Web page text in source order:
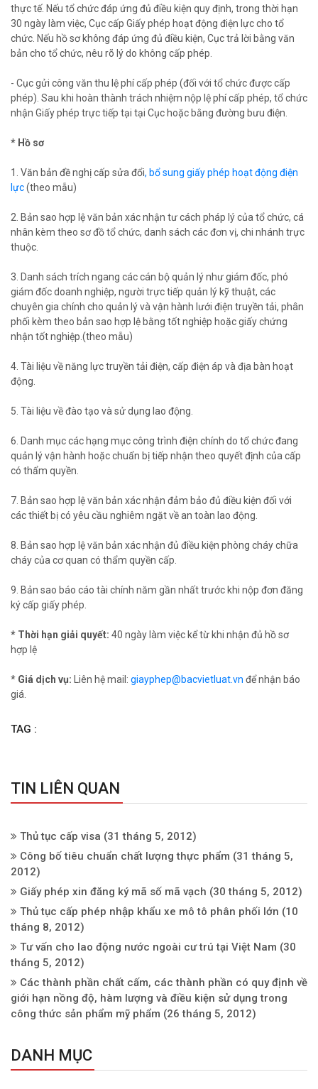
thực tế. Nếu tổ chức đáp ứng đủ điều kiện quy định, trong thời hạn
30 ngày làm việc, Cục cấp Giấy phép hoạt động điện lực cho tổ
chức. Nếu hồ sơ không đáp ứng đủ điều kiện, Cục trả lời bằng văn
bản cho tổ chức, nêu rõ lý do không cấp phép.
- Cục gửi công văn thu lệ phí cấp phép (đối với tổ chức được cấp
phép). Sau khi hoàn thành trách nhiệm nộp lệ phí cấp phép, tổ chức
nhận Giấy phép trực tiếp tại tại Cục hoặc bằng đường bưu điện.
* Hồ sơ
1. Văn bản đề nghị cấp sửa đổi, bổ sung giấy phép hoạt động điện
lực(theo mẫu)
2. Bản sao hợp lệ văn bản xác nhận tư cách pháp lý của tổ chức, cá
nhân kèm theo sơ đồ tổ chức, danh sách các đơn vị, chi nhánh trực
thuộc.
3. Danh sách trích ngang các cán bộ quản lý như giám đốc, phó
giám đốc doanh nghiệp, người trực tiếp quản lý kỹ thuật, các
chuyên gia chính cho quản lý và vận hành lưới điện truyền tải, phân
phối kèm theo bản sao hợp lệ bằng tốt nghiệp hoặc giấy chứng
nhận tốt nghiệp.(theo mẫu)
4. Tài liệu về năng lực truyền tải điện, cấp điện áp và địa bàn hoạt
động.
5. Tài liệu về đào tạo và sử dụng lao động.
6. Danh mục các hạng mục công trình điện chính do tổ chức đang
quản lý vận hành hoặc chuẩn bị tiếp nhận theo quyết định của cấp
có thẩm quyền.
7. Bản sao hợp lệ văn bản xác nhận đảm bảo đủ điều kiện đối với
các thiết bị có yêu cầu nghiêm ngặt về an toàn lao động.
8. Bản sao hợp lệ văn bản xác nhận đủ điều kiện phòng cháy chữa
cháy của cơ quan có thẩm quyền cấp.
9. Bản sao báo cáo tài chính năm gần nhất trước khi nộp đơn đăng
ký cấp giấy phép.
* Thời hạn giải quyết: 40 ngày làm việc kể từ khi nhận đủ hồ sơ
hợp lệ
* Giá dịch vụ: Liên hệ mail: giayphep@bacvietluat.vn để nhận báo
giá.
TAG :
TIN LIÊN QUAN
Thủ tục cấp visa (31 tháng 5, 2012)
Công bố tiêu chuẩn chất lượng thực phẩm (31 tháng 5,
2012)
Giấy phép xin đăng ký mã số mã vạch (30 tháng 5, 2012)
Thủ tục cấp phép nhập khẩu xe mô tô phân phối lớn (10
tháng 8, 2012)
Tư vấn cho lao động nước ngoài cư trú tại Việt Nam (30
tháng 5, 2012)
Các thành phần chất cấm, các thành phần có quy định về
giới hạn nồng độ, hàm lượng và điều kiện sử dụng trong
công thức sản phẩm mỹ phẩm (26 tháng 5, 2012)
DANH MỤC